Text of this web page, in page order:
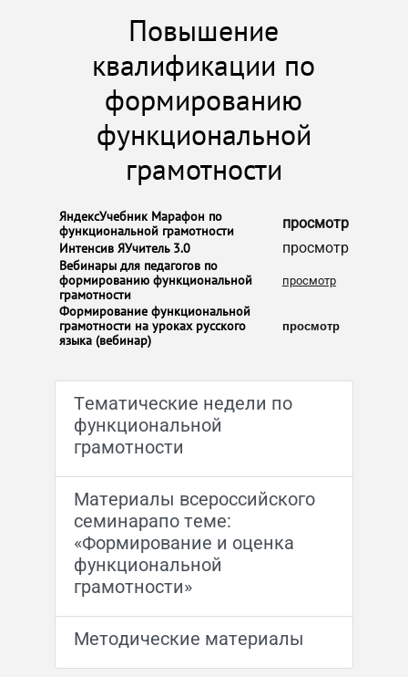
Повышение
квалификации по
формированию
функциональной
грамотности
​​ЯндексУчебник Марафон по
функциональной грамотности
просмотр
​Интенсив ЯУчитель 3.0
просмотр
​​Вебинары для педагогов по
формированию функциональной
грамотности
просмотр
​Формирование функциональной
грамотности на уроках русского
языка (вебинар)
просмотр
Тематические недели по
функциональной
грамотности
Материалы всероссийского
семинарапо теме:
«Формирование и оценка
функциональной
грамотности»
Методические материалы